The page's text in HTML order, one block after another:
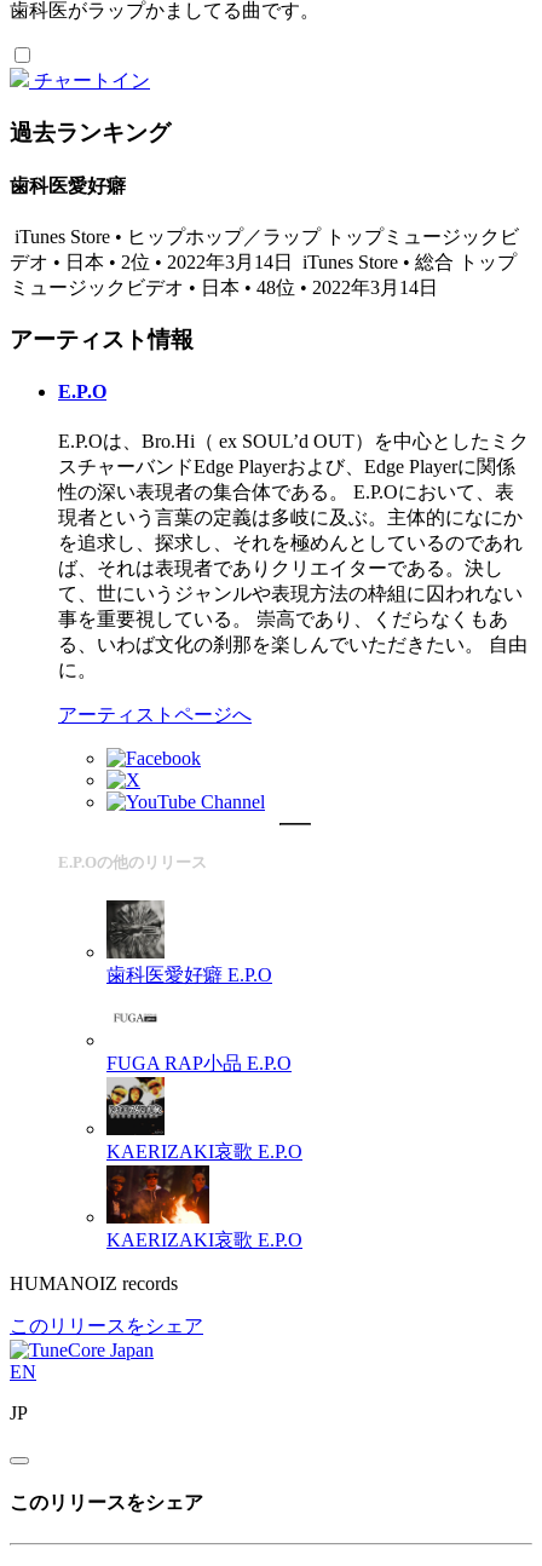
歯科医がラップかましてる曲です。
チャートイン
過去ランキング
歯科医愛好癖
iTunes Store • ヒップホップ／ラップ トップミュージックビ
デオ • 日本 • 2位 • 2022年3月14日
iTunes Store • 総合 トップ
ミュージックビデオ • 日本 • 48位 • 2022年3月14日
アーティスト情報
E.P.O
E.P.Oは、Bro.Hi（ ex SOUL’d OUT）を中心としたミク
スチャーバンドEdge Playerおよび、Edge Playerに関係
性の深い表現者の集合体である。 E.P.Oにおいて、表
現者という言葉の定義は多岐に及ぶ。主体的になにか
を追求し、探求し、それを極めんとしているのであれ
ば、それは表現者でありクリエイターである。決し
て、世にいうジャンルや表現方法の枠組に囚われない
事を重要視している。 崇高であり、くだらなくもあ
る、いわば文化の刹那を楽しんでいただきたい。 自由
に。
アーティストページへ
E.P.Oの他のリリース
歯科医愛好癖 E.P.O
FUGA RAP小品 E.P.O
KAERIZAKI哀歌 E.P.O
KAERIZAKI哀歌 E.P.O
HUMANOIZ records
このリリースをシェア
EN
JP
このリリースをシェア